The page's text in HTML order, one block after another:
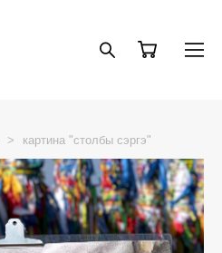
> картина "столбы сэргэ"